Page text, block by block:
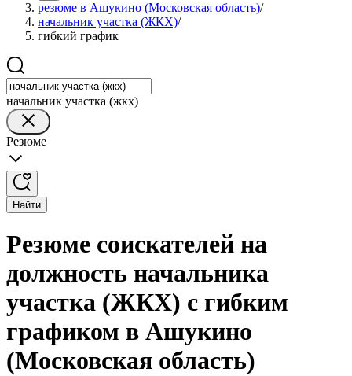
резюме в Ашукино (Московская область)/
начальник участка (ЖКХ)/
гибкий график
начальник участка (жкх)
Резюме
Найти
Резюме соискателей на
должность начальника
участка (ЖКХ) с гибким
графиком в Ашукино
(Московская область)